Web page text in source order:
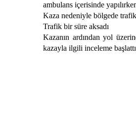
ambulans içerisinde
Kaza nedeniyle bölgede trafik
Trafik bir süre aksadı
Kazanın ardından yol
kazayla ilgili inceleme